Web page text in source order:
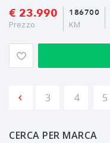
€ 23.990
Prezzo
186700
KM
3 4 5
CERCA PER MARCA